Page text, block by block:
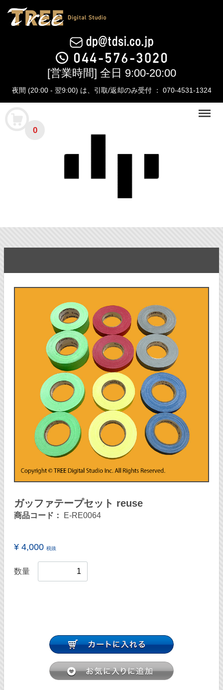
[営業時間] 全日 9:00-20:00
夜間 (20:00 - 翌9:00) は、引取/返却のみ受付 ： 070-4531-1324
0
Menu
ガッファテープセット reuse
商品コード： E-RE0064
¥ 4,000 税抜
数量